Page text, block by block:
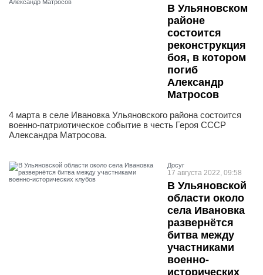
В Ульяновском
районе
состоится
реконструкция
боя, в котором
погиб
Александр
Матросов
4 марта в селе Ивановка Ульяновского района состоится
военно-патриотическое событие в честь Героя СССР
Александра Матросова.
Досуг
17 августа 2022, 09:58
В Ульяновской
области около
села Ивановка
развернётся
битва между
участниками
военно-
исторических